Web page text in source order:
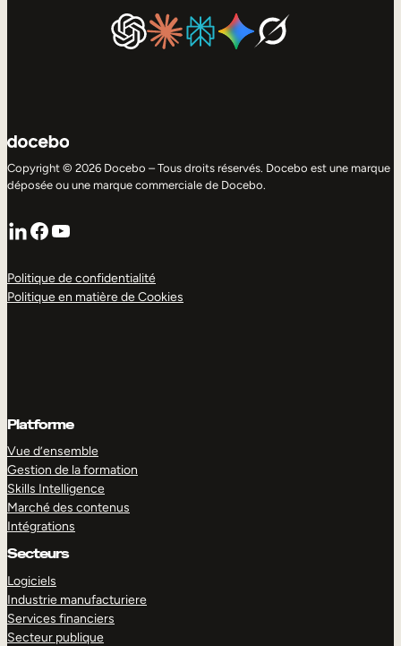
Copyright © 2026 Docebo – Tous droits réservés. Docebo est une marque
déposée ou une marque commerciale de Docebo.
LinkedIn
Facebook
YouTube
Politique de confidentialité
Politique en matière de Cookies
Platforme
Vue d’ensemble
Gestion de la formation
Skills Intelligence
Marché des contenus
Intégrations
Secteurs
Logiciels
Industrie manufacturiere
Services financiers
Secteur publique